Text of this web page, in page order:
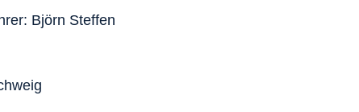
Björn Steffen